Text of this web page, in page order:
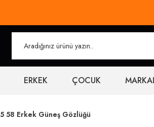
ERKEK ÇOCUK
58 Erkek Güneş Gözlüğü